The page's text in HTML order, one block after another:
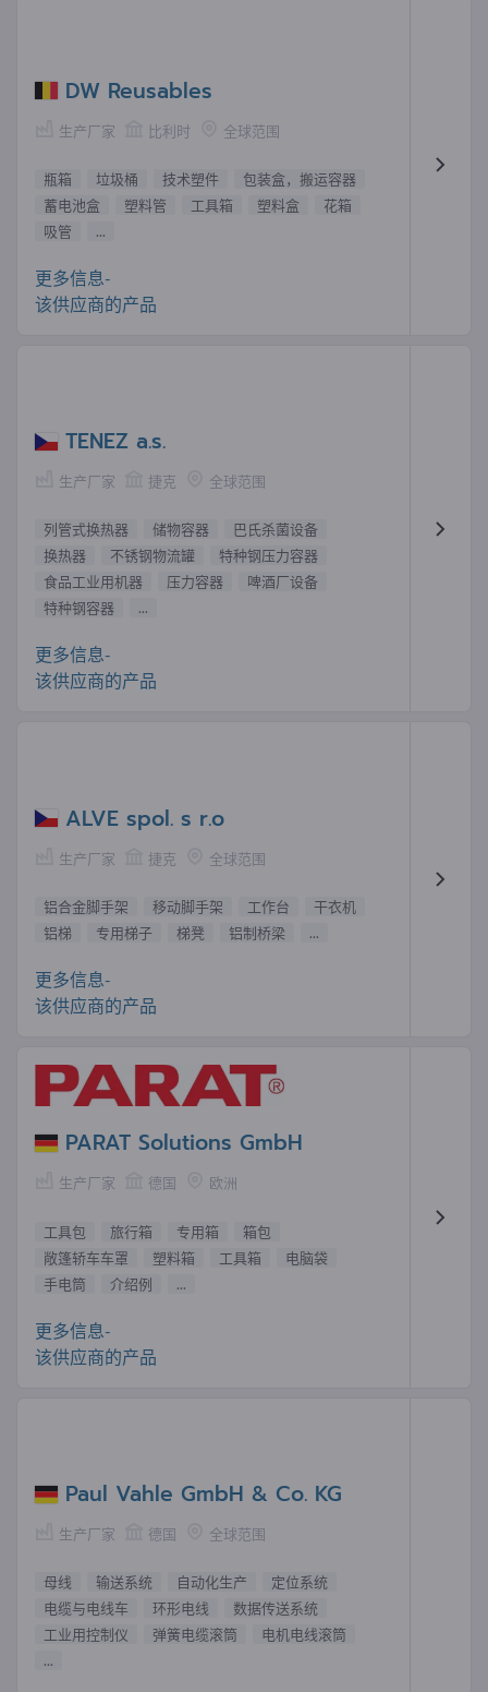
DW Reusables
生产厂家 比利时 全球范围
瓶箱 垃圾桶 技术塑件
包装盒，搬运容器
蓄电池盒
塑料管 工具箱 塑料盒
花箱
吸管
...
更多信息-
该供应商的产品
TENEZ a.s.
生产厂家 捷克 全球范围
列管式换热器 储物容器
巴氏杀菌设备
换热器
不锈钢物流罐
特种钢压力容器
食品工业用机器
压力容器
啤酒厂设备
特种钢容器
...
更多信息-
该供应商的产品
ALVE spol. s r.o
生产厂家 捷克 全球范围
铝合金脚手架 移动脚手架 工作台
干衣机
铝梯
专用梯子 梯凳 铝制桥梁 ...
更多信息-
该供应商的产品
PARAT Solutions GmbH
生产厂家 德国 欧洲
工具包 旅行箱 专用箱
箱包
敞篷轿车车罩
塑料箱 工具箱
电脑袋
手电筒
介绍例 ...
更多信息-
该供应商的产品
Paul Vahle GmbH & Co. KG
生产厂家 德国 全球范围
母线 输送系统 自动化生产
定位系统
电缆与电线车
环形电线
数据传送系统
工业用控制仪
弹簧电缆滚筒
电机电线滚筒
...